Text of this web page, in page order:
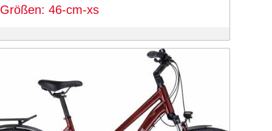
war:
999 €
899 €.
Größen: 46-cm-xs